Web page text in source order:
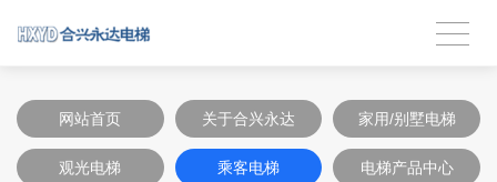
网站首页 关于合兴永达 家用/别墅电梯
观光电梯 乘客电梯 电梯产品中心